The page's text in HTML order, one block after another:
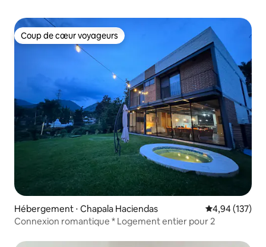
Coup de cœur voyageurs
Coup de cœur voyageurs
Hébergement ⋅ Chapala Haciendas Évaluation
4,94 (137)
Connexion romantique * Logement entier pour 2